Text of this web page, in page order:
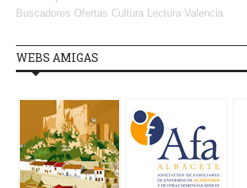
Buscadores Ofertas Cultura Lectura Valencia
WEBS AMIGAS